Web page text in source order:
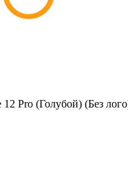
Pro (Голубой) (Без